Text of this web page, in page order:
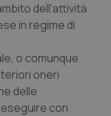
dell'attività
in regime di
o comunque
oneri
delle
con